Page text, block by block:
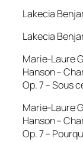
Lakecia
Lakecia
Marie-Laure
Hanson –
Op. 7 – Sous
Marie-Laure
Hanson –
Op. 7 –